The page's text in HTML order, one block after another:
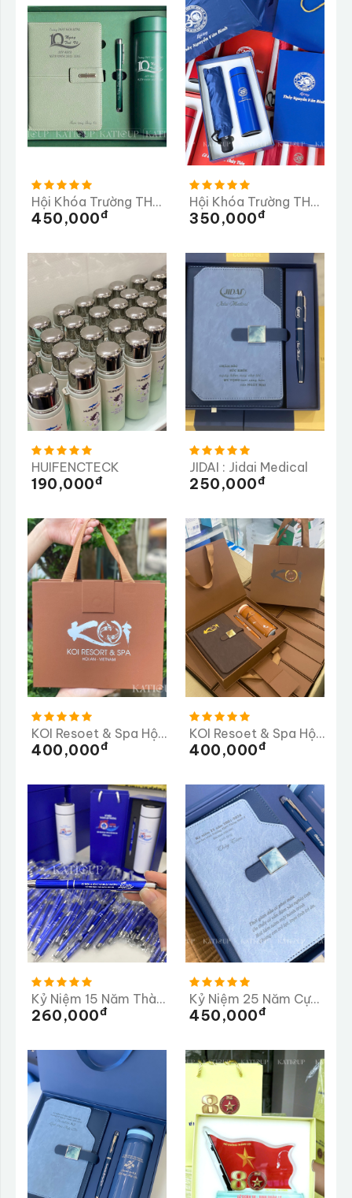
Hội Khóa Trường THPT HÀM RÔNG
450,000Đ
Hội Khóa Trường THPT Số 2 Nghĩa Hành Quảng Ngãi
350,000Đ
HUIFENCTECK
190,000Đ
JIDAI : Jidai Medical
250,000Đ
KOI Resoet & Spa Hội An
400,000Đ
KOI Resoet & Spa Hội An Lần 2
400,000Đ
Kỷ Niệm 15 Năm Thành Lập Trường Tiểu Học Ngọc Linh
260,000Đ
Kỷ Niệm 25 Năm Cựu Học Sinh Trường THPT Thống Nhất A
450,000Đ